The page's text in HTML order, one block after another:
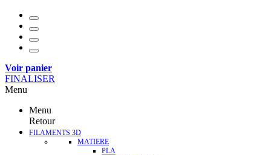
Voir panier
FINALISER
Menu
Menu
Retour
FILAMENTS 3D
MATIERE
PLA